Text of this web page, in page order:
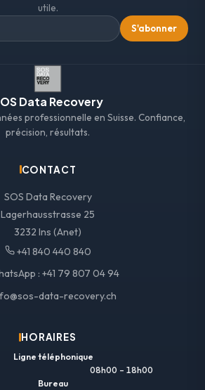
utile.
S'abonner
Data Recovery
professionnelle en Suisse. Confiance,
précision, résultats.
CONTACT
SOS Data Recovery
Lagerhausstrasse 25
3232 Ins (Anet)
+41 840 440 840
: +41 79 807 04 94
data-recovery.ch
HORAIRES
Ligne téléphonique
08h00 – 18h00
Bureau